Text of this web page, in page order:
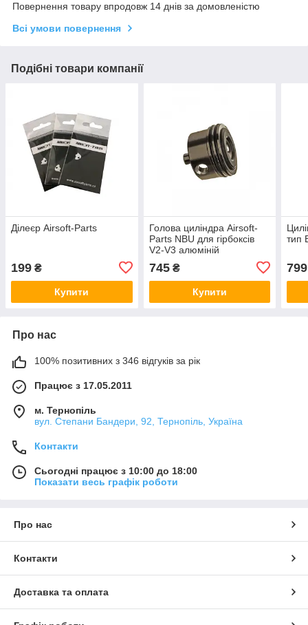
Повернення товару впродовж 14 днів за домовленістю
Всі умови повернення
Подібні товари компанії
Ділеєр Airsoft-Parts
199 ₴
Купити
Голова циліндра Airsoft-
Parts NBU для гірбоксів
V2-V3 алюміній
745₴
Купити
тип
799
Про нас
100% позитивних з 346 відгуків за рік
Працює з 17.05.2011
м. Тернопіль
вул. Степани Бандери, 92, Тернопіль, Україна
Контакти
Сьогодні працює з 10:00 до 18:00
Показати весь графік роботи
Про нас
Контакти
Доставка та оплата